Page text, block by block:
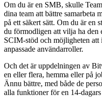
Om du är en SMB, skulle
dina team att bättre samarbeta
på ett säkert sätt. Om du är en
du förmodligen att vilja ha den
SCIM-stöd och möjligheten att
anpassade användarroller.
Och det är uppdelningen av
en eller flera, hemma eller på
Ännu bättre, med både de
alla funktioner för en 14-